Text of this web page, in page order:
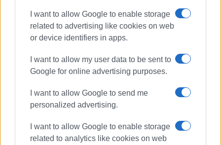
I want to allow Google to enable storage
related to advertising like cookies on web
or device identifiers in apps.
I want to allow my user data to be sent to
Google for online advertising purposes.
I want to allow Google to send me
personalized advertising.
I want to allow Google to enable storage
related to analytics like cookies on web